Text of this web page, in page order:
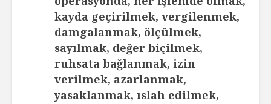
kayda geçirilmek, vergilenmek,
damgalanmak, ölçülmek,
sayılmak, değer biçilmek,
ruhsata bağlanmak, izin
verilmek, azarlanmak,
yasaklanmak, ıslah edilmek,